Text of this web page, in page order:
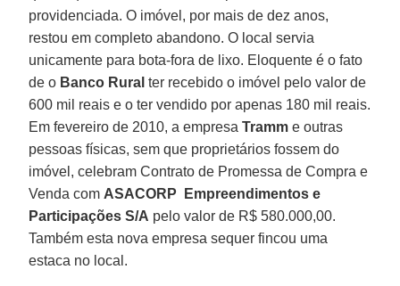
providenciada. O imóvel, por mais de dez anos,
restou em completo abandono. O local servia
unicamente para bota-fora de lixo. Eloquente é o fato
de o Banco Rural ter recebido o imóvel pelo valor de
600 mil reais e o ter vendido por apenas 180 mil reais.
Em fevereiro de 2010, a empresaTramm e outras
pessoas físicas, sem que proprietários fossem do
imóvel, celebram Contrato de Promessa de Compra e
Venda com ASACORP Empreendimentos e
Participações S/A pelo valor de R$ 580.000,00.
Também esta nova empresa sequer fincou uma
estaca no local.